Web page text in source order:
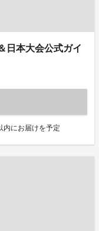
日本大会公式ガイ
内にお届けを予定